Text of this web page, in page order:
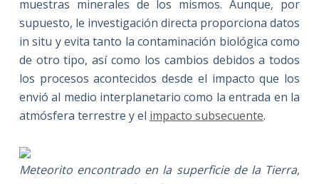
muestras minerales de los mismos. Aunque, por
supuesto, le investigación directa proporciona datos
in situ y evita tanto la contaminación biológica como
de otro tipo, así como los cambios debidos a todos
los procesos acontecidos desde el impacto que los
envió al medio interplanetario como la entrada en la
atmósfera terrestre y el impacto subsecuente.
Meteorito encontrado en la superficie de la Tierra,